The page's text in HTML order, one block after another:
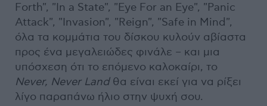
Forth", "In a State", "Eye For an Eye", "Panic
Attack", "Invasion", "Reign", "Safe in Mind",
όλα τα κομμάτια του δίσκου κυλούν αβίαστα
προς ένα μεγαλειώδες φινάλε – και μια
υπόσχεση ότι το επόμενο καλοκαίρι, το
Never, Never Landθα είναι εκεί για να ρίξει
λίγο παραπάνω ήλιο στην ψυχή σου.